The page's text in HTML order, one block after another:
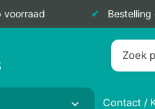
voorraad
Contact /